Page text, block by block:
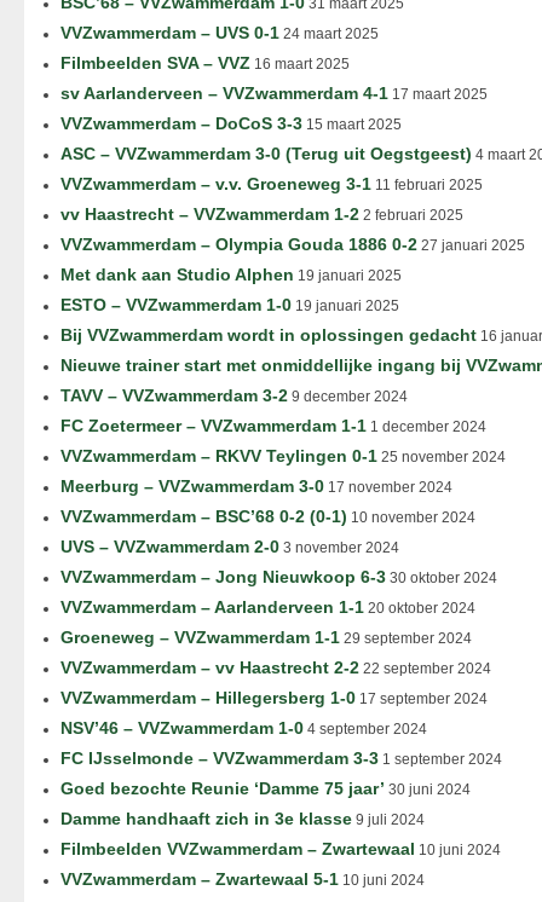
31 maart 2025
VVZwammerdam – UVS 0-1 24 maart 2025
Filmbeelden SVA – VVZ 16 maart 2025
sv Aarlanderveen – VVZwammerdam 4-1 17 maart 2025
VVZwammerdam – DoCoS 3-3 15 maart 2025
ASC – VVZwammerdam 3-0 (Terug uit Oegstgeest) 4 maart
VVZwammerdam – v.v. Groeneweg 3-1 11 februari 2025
vv Haastrecht – VVZwammerdam 1-2 2 februari 2025
VVZwammerdam – Olympia Gouda 1886 0-2 27 januari 2025
Met dank aan Studio Alphen 19 januari 2025
ESTO – VVZwammerdam 1-0 19 januari 2025
Bij VVZwammerdam wordt in oplossingen gedacht 16
Nieuwe trainer start met onmiddellijke ingang bij
TAVV – VVZwammerdam 3-2 9 december 2024
FC Zoetermeer – VVZwammerdam 1-1 1 december 2024
VVZwammerdam – RKVV Teylingen 0-1 25 november 2024
Meerburg – VVZwammerdam 3-0 17 november 2024
VVZwammerdam – BSC’68 0-2 (0-1) 10 november 2024
UVS – VVZwammerdam 2-0 3 november 2024
VVZwammerdam – Jong Nieuwkoop 6-3 30 oktober 2024
VVZwammerdam – Aarlanderveen 1-1 20 oktober 2024
Groeneweg – VVZwammerdam 1-1 29 september 2024
VVZwammerdam – vv Haastrecht 2-2 22 september 2024
VVZwammerdam – Hillegersberg 1-0 17 september 2024
NSV’46 – VVZwammerdam 1-0 4 september 2024
FC IJsselmonde – VVZwammerdam 3-3 1 september 2024
Goed bezochte Reunie ‘Damme 75 jaar’ 30 juni 2024
Damme handhaaft zich in 3e klasse 9 juli 2024
Filmbeelden VVZwammerdam – Zwartewaal 10 juni 2024
VVZwammerdam – Zwartewaal 5-1 10 juni 2024